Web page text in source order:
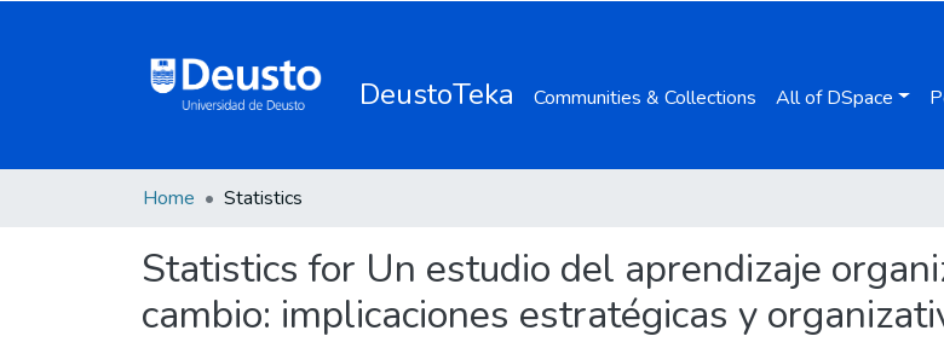
DeustoTeka Communities & Collections All of DSpace
Home Statistics
Statistics for Un estudio del aprendizaje
cambio: implicaciones estratégicas y